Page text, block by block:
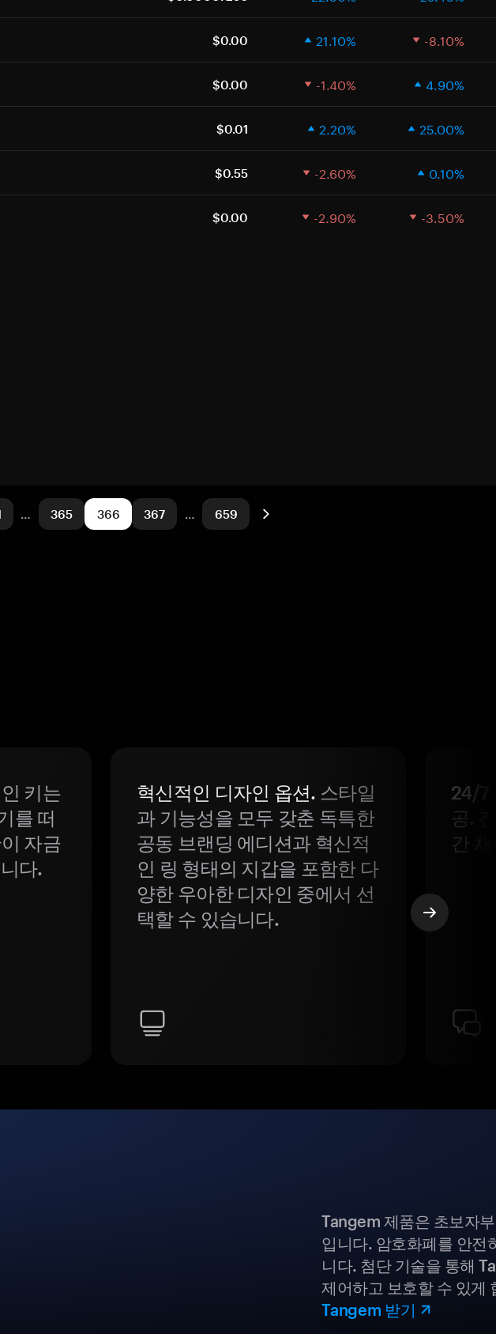
$0.00 21.10% -8.10%
$0.00 -1.40% 4.90%
$0.01 2.20% 25.00%
$0.55 -2.60% 0.10%
$0.00 -2.90% -3.50%
… 365 366 367 … 659
키는
를 떠
자금
다.
혁신적인 디자인 옵션. 스타일
과 기능성을 모두 갖춘 독특한
공동 브랜딩 에디션과 혁신적
인 링 형태의 지갑을 포함한 다
양한 우아한 디자인 중에서 선
택할 수 있습니다.
24/7
공.
간
Tangem 제품은 초보자
입니다. 암호화폐를 안전
니다. 첨단 기술을 통해
제어하고 보호할 수 있게
Tangem 받기